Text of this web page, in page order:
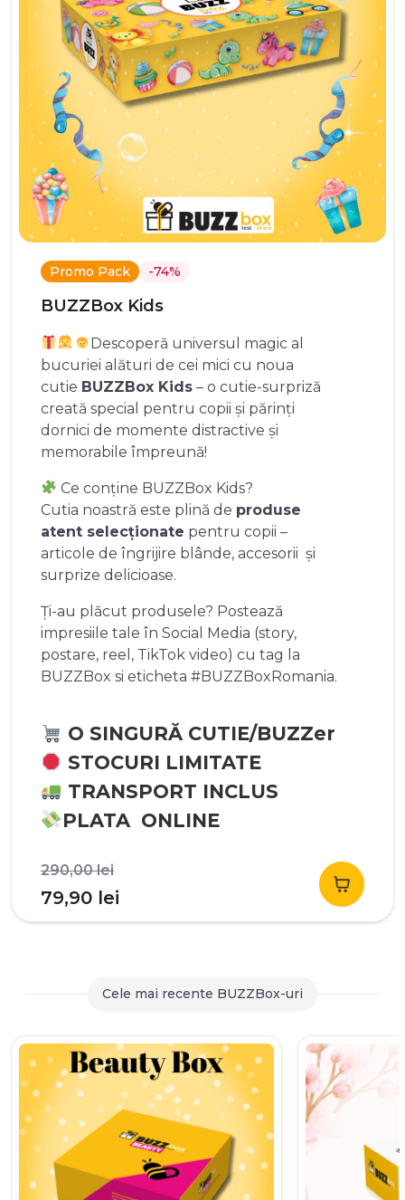
Promo Pack -74%
BUZZBox Kids
Descoperă universul magic al
bucuriei alături de cei mici cu noua
cutie BUZZBox Kids – o cutie-surpriză
creată special pentru copii și părinți
dornici de momente distractive și
memorabile împreună!
Ce conține BUZZBox Kids?
Cutia noastră este plină de produse
atent selecționate pentru copii –
articole de îngrijire blânde, accesorii și
surprize delicioase.
Ți-au plăcut produsele? Postează
impresiile tale în Social Media (story,
postare, reel, TikTok video) cu tag la
BUZZBox si eticheta #BUZZBoxRomania.
O SINGURĂ CUTIE/BUZZer
STOCURI LIMITATE
TRANSPORT INCLUS
PLATA ONLINE
290,00leiPrețul
inițial
a
290,00 lei.
79,90 lei
curent
79,90 lei.
Cele mai recente BUZZBox-uri